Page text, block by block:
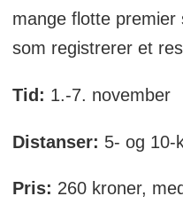
mange flotte
som registrerer et
Tid: 1.-7. november
Distanser: 5- og 10-
Pris: 260 kroner,